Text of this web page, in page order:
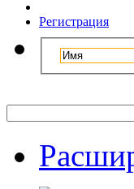
Регистрация